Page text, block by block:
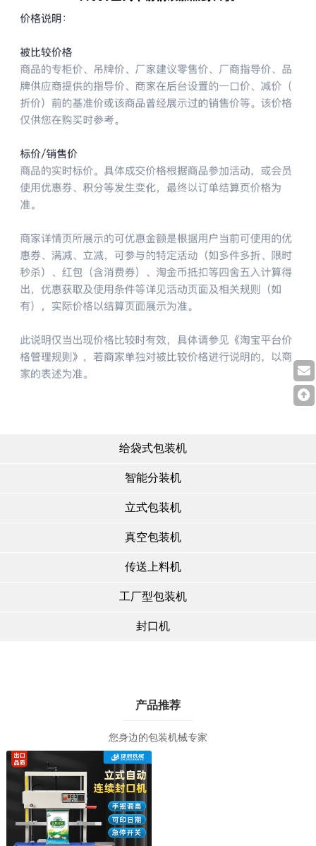
给袋式包装机
智能分装机
立式包装机
真空包装机
传送上料机
工厂型包装机
封口机
产品推荐
您身边的包装机械专家